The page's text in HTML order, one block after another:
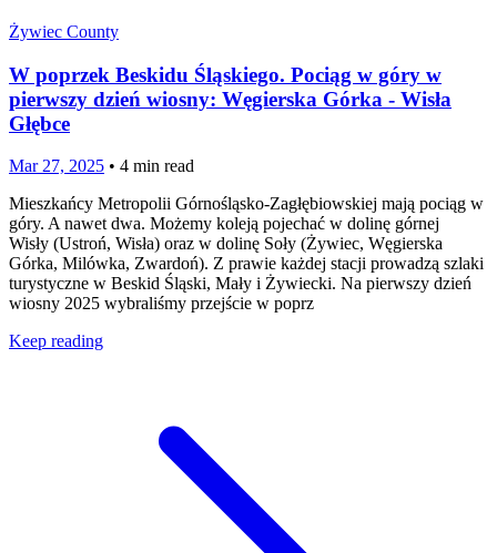
Żywiec County
W poprzek Beskidu Śląskiego. Pociąg w góry w
pierwszy dzień wiosny: Węgierska Górka - Wisła
Głębce
Mar 27, 2025 • 4 min read
Mieszkańcy Metropolii Górnośląsko-Zagłębiowskiej mają pociąg w
góry. A nawet dwa. Możemy koleją pojechać w dolinę górnej
Wisły (Ustroń, Wisła) oraz w dolinę Soły (Żywiec, Węgierska
Górka, Milówka, Zwardoń). Z prawie każdej stacji prowadzą szlaki
turystyczne w Beskid Śląski, Mały i Żywiecki. Na pierwszy dzień
wiosny 2025 wybraliśmy przejście w poprz
Keep reading